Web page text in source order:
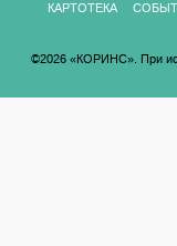
КАРТОТЕКА
©2026 «КОРИНС». При